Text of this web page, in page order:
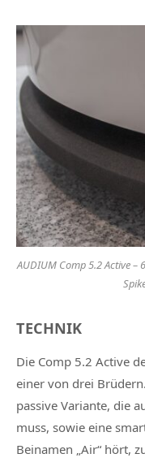
AUDIUM Comp 5.2 Active –
TECHNIK
Die Comp 5.2 Active
einer von drei
passive Variante, die
muss, sowie eine
Beinamen „Air“ hört,